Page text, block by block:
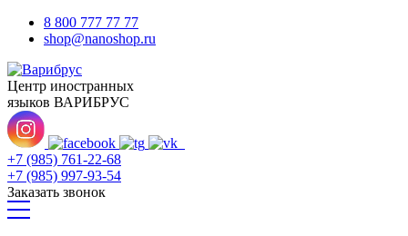
8 800 777 77 77
shop@nanoshop.ru
Центр иностранных
языков ВАРИБРУС
+7 (985) 761-22-68
+7 (985) 997-93-54
Заказать звонок